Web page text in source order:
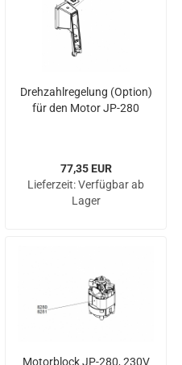
Dreh­zahl­re­ge­lung (Op­ti­on)
für den Motor JP-​280
77,35 EUR
Lieferzeit:Verfügbar ab
Lager
Mo­tor­block JP-​280, 230V